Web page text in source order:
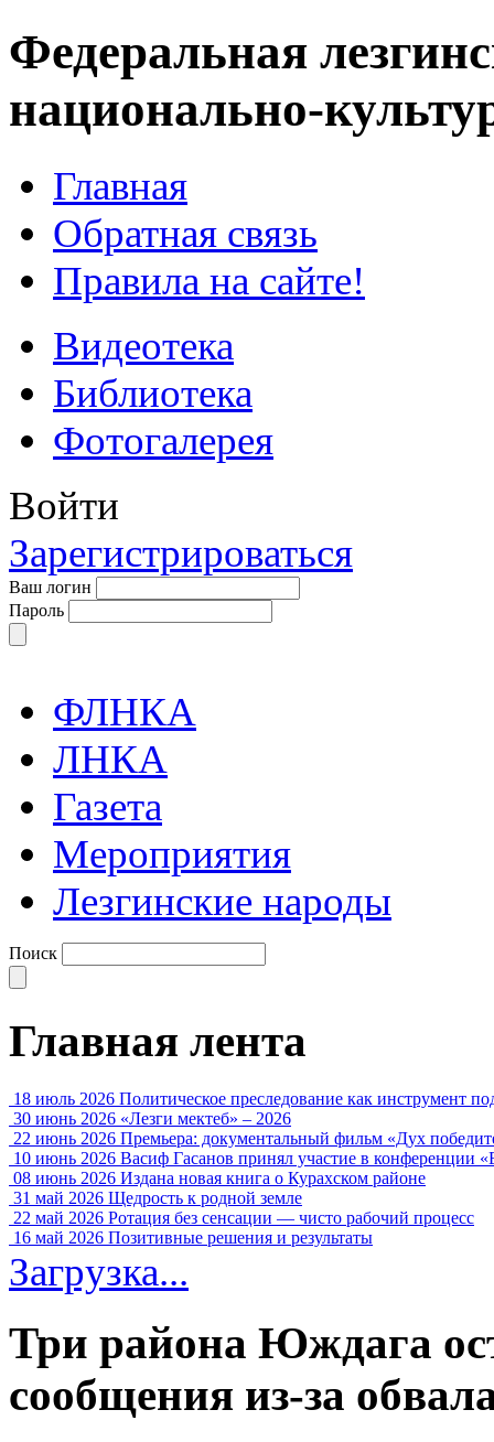
Федеральная
национально-
Главная
Обратная связь
Правила на сайте!
Видеотека
Библиотека
Фотогалерея
Войти
Зарегистрироваться
Ваш логин
Пароль
ФЛНКА
ЛНКА
Газета
Мероприятия
Лезгинские народы
Поиск
Главная лента
18 июль 2026 Политическое преследование как инструмент
30 июнь 2026 «Лезги мектеб» – 2026
22 июнь 2026 Премьера: документальный фильм «Дух
10 июнь 2026 Васиф Гасанов принял участие в конференции
08 июнь 2026 Издана новая книга о Курахском районе
31 май 2026 Щедрость к родной земле
22 май 2026 Ротация без сенсации — чисто рабочий процесс
16 май 2026 Позитивные решения и результаты
Загрузка...
Три района Юждага
сообщения из-за